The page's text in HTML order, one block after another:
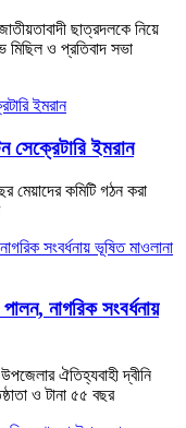
ছাত্রদলকে নিয়ে
মিছিল ও প্রতিবাদ সভা
সেক্রেটারি ইমরান
মেয়াদের কমিটি গঠন করা
নাগরিক সংবর্ধনায়
ঐতিহ্যবাহী দ্বীনি
ও টানা ৫৫ বছর